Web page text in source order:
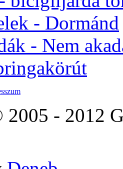
- Dormánd
- Nem
- 2012